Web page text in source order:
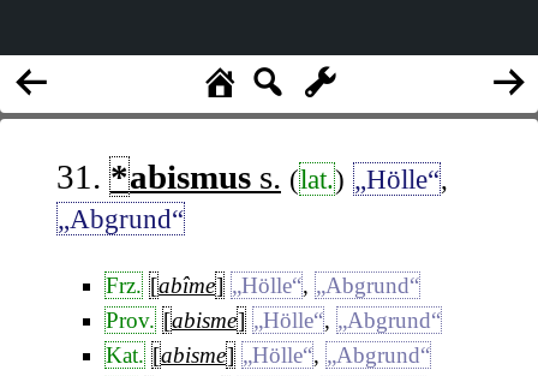
31. *abismus s. (lat.) „Hölle“,
„Abgrund“
Frz. [abîme] „Hölle“, „Abgrund“
Prov. [abisme] „Hölle“, „Abgrund“
Kat. [abisme] „Hölle“, „Abgrund“